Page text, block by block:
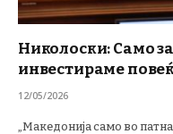
Николоски: Само
инвестираме
12/05/2026
„Македонија само во